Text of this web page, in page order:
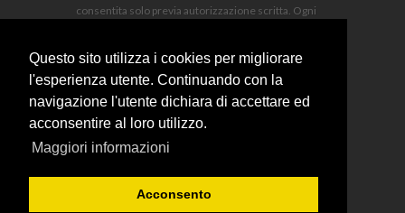
Questo sito utilizza i cookies per migliorare
l'esperienza utente. Continuando con la
navigazione l'utente dichiara di accettare ed
acconsentire al loro utilizzo.
Maggiori informazioni
Acconsento
consentita solo previa autorizzazione scritta. Ogni
trasgressore.